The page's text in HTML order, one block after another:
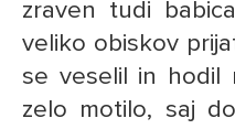
zraven tudi
veliko obiskov
se veselil in hodil
zelo motilo, saj